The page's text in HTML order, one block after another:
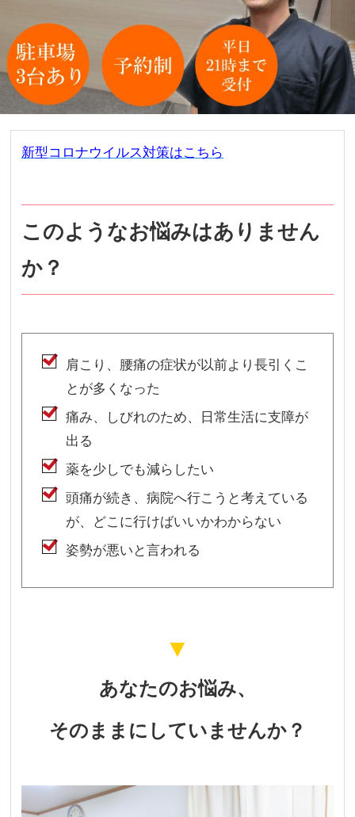
新型コロナウイルス対策はこちら
このようなお悩みはありません
か？
肩こり、腰痛の症状が以前より長引くこ
とが多くなった
痛み、しびれのため、日常生活に支障が
出る
薬を少しでも減らしたい
頭痛が続き、病院へ行こうと考えている
が、どこに行けばいいかわからない
姿勢が悪いと言われる
▼
あなたのお悩み、
そのままにしていませんか？